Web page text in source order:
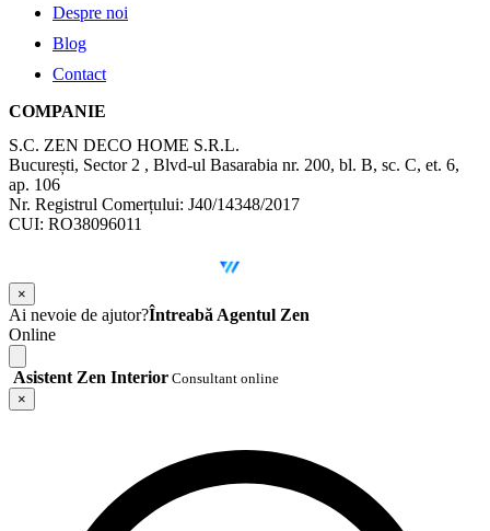
Despre noi
Blog
Contact
COMPANIE
S.C. ZEN DECO HOME S.R.L.
București, Sector 2 , Blvd-ul Basarabia nr. 200, bl. B, sc. C, et. 6,
ap. 106
Nr. Registrul Comerțului: J40/14348/2017
CUI: RO38096011
×
Ai nevoie de ajutor?Întreabă Agentul Zen
Online
Asistent Zen Interior Consultant online
×